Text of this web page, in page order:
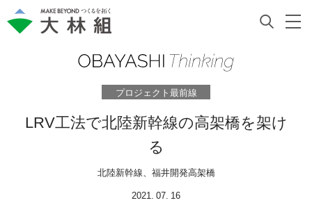
プロジェクト最前線
LRV工法で北陸新幹線の高架橋を架け
る
北陸新幹線、福井開発高架橋
2021. 07. 16